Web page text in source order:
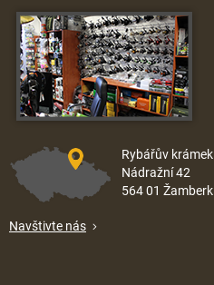
Rybářův krámek
Nádražní 42
564 01 Žamberk
Navštivte nás